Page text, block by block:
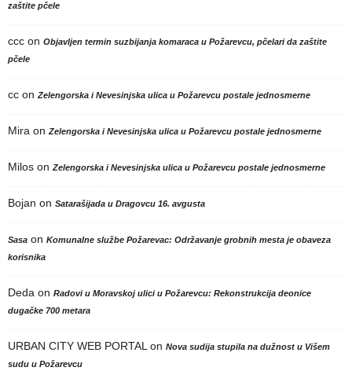
zaštite pčele
ccc on Objavljen termin suzbijanja komaraca u Požarevcu, pčelari da zaštite
pčele
cc on Zelengorska i Nevesinjska ulica u Požarevcu postale jednosmerne
Mira on Zelengorska i Nevesinjska ulica u Požarevcu postale jednosmerne
Milos on Zelengorska i Nevesinjska ulica u Požarevcu postale jednosmerne
Bojan on Satarašijada u Dragovcu 16. avgusta
Sasa on Komunalne službe Požarevac: Održavanje grobnih mesta je obaveza
korisnika
Deda on Radovi u Moravskoj ulici u Požarevcu: Rekonstrukcija deonice
dugačke 700 metara
URBAN CITY WEB PORTAL on Nova sudija stupila na dužnost u Višem
sudu u Požarevcu